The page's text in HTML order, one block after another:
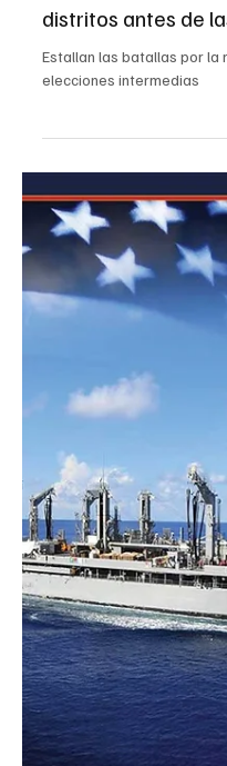
Alma Contreras
27 ago 2025
5 min
Nacional
Estallan las
distritos antes de
Estallan las batallas por